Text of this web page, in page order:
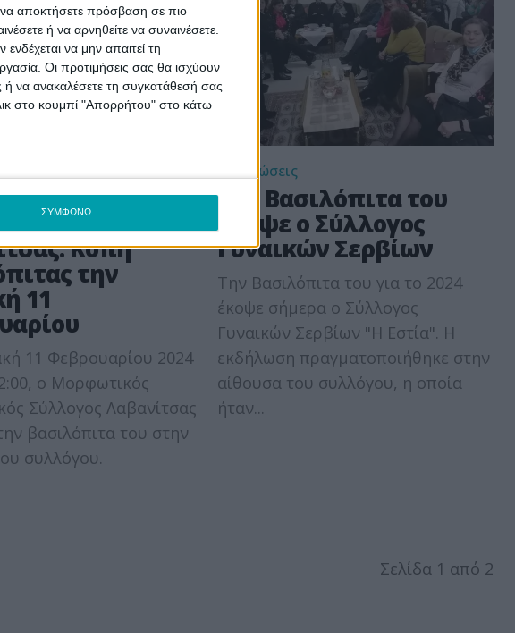
αποκτήσετε πρόσβαση σε πιο
ή να αρνηθείτε να συναινέσετε.
να μην απαιτεί τη
Οι προτιμήσεις σας θα ισχύουν
ή να ανακαλέσετε τη συγκατάθεσή σας
στο κουμπί "Απορρήτου" στο κάτω
ΣΥΜΦΩΝΩΣύλλογος
Κοπή
την
11
11 Φεβρουαρίου 2024
ο Μορφωτικός
Σύλλογος Λαβανίτσας
βασιλόπιτα του στην
συλλόγου.
Εκδηλώσεις
Την Βασιλόπιτα του
έκοψε ο Σύλλογος
Γυναικών Σερβίων
Την Βασιλόπιτα του για το 2024
έκοψε σήμερα ο Σύλλογος
Γυναικών Σερβίων "Η Εστία". Η
εκδήλωση πραγματοποιήθηκε στην
αίθουσα του συλλόγου, η οποία
ήταν...
Σελίδα 1 από 2